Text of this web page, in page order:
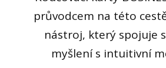
průvodcem na této
nástroj, který spojuje
myšlení s intuitivní